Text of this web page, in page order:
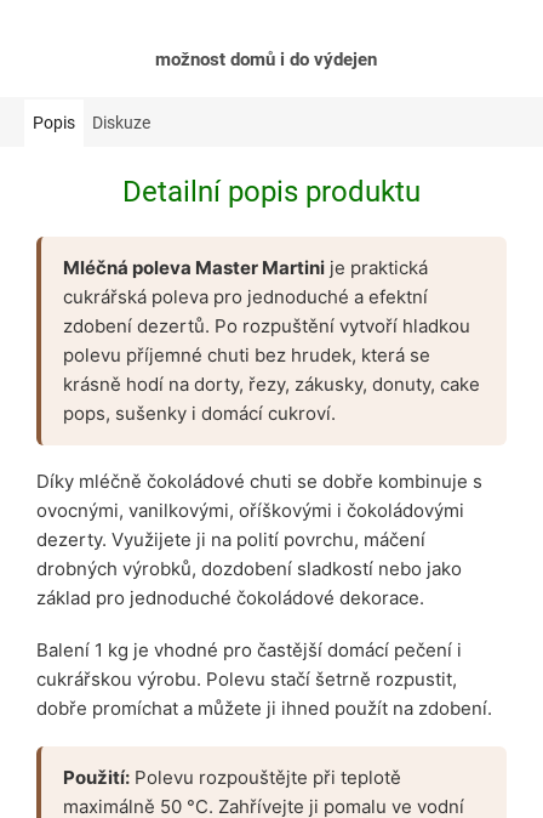
možnost domů i do výdejen
Popis Diskuze
Detailní popis produktu
Mléčná poleva Master Martini je praktická
cukrářská poleva pro jednoduché a efektní
zdobení dezertů. Po rozpuštění vytvoří hladkou
polevu příjemné chuti bez hrudek, která se
krásně hodí na dorty, řezy, zákusky, donuty, cake
pops, sušenky i domácí cukroví.
Díky mléčně čokoládové chuti se dobře kombinuje s
ovocnými, vanilkovými, oříškovými i čokoládovými
dezerty. Využijete ji na polití povrchu, máčení
drobných výrobků, dozdobení sladkostí nebo jako
základ pro jednoduché čokoládové dekorace.
Balení 1 kg je vhodné pro častější domácí pečení i
cukrářskou výrobu. Polevu stačí šetrně rozpustit,
dobře promíchat a můžete ji ihned použít na zdobení.
Použití: Polevu rozpouštějte při teplotě
maximálně 50 °C. Zahřívejte ji pomalu ve vodní